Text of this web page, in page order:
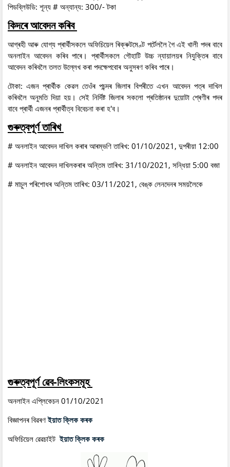
পিডব্লিউডি: শূন্য # অন্যান্য: 300/- টকা
কিদৰে আবেদন কৰিব
আগ্ৰহী আৰু যোগ্য প্ৰাৰ্থীসকলে অফিচিয়েল ৰিক্ৰুটমেণ্ট পৰ্টেললৈ গৈ এই খালী পদৰ বাবে
অনলাইন আবেদন কৰিব পাৰে। প্ৰাৰ্থীসকলে গৌহাটি উচ্চ ন্যায়ালয়ৰ নিযুক্তিৰ বাবে
আবেদন কৰিবলৈ তলত উল্লেখ কৰা পদক্ষেপবোৰ অনুসৰণ কৰিব পাৰে।
টোকা: এজন প্ৰাৰ্থীক কেৱল তেওঁৰ পচন্দৰ জিলাৰ বিপৰীতে এখন আবেদন পত্ৰ দাখিল
কৰিবলৈ অনুমতি দিয়া হয়। সেই নিৰ্দিষ্ট জিলাৰ সকলো প্ৰতিষ্ঠানৰ দুয়োটা শ্ৰেণীৰ পদৰ
বাবে প্ৰাৰ্থী এজনৰ প্ৰাৰ্থীত্ব বিবেচনা কৰা হ'ব।
গুৰুত্বপূৰ্ণ তাৰিখ
# অনলাইন আবেদন দাখিল কৰাৰ আৰম্ভণি তাৰিখ: 01/10/2021, দুপৰীয়া 12:00
# অনলাইন আবেদন দাখিলকৰাৰ অন্তিম তাৰিখ: 31/10/2021, সন্ধিয়া 5:00 বজা
# মাচুল পৰিশোধৰ অন্তিম তাৰিখ: 03/11/2021, বেঙ্ক লেনদেনৰ সময়লৈকে
গুৰুত্বপূৰ্ণ ৱেব-লিংকসমূহ
অনলাইন এপ্লিকেচন 01/10/2021
বিজ্ঞাপনৰ বিৱৰণইয়াত ক্লিক কৰক
অফিচিয়েল ৱেৱচাইটইয়াত ক্লিক কৰক